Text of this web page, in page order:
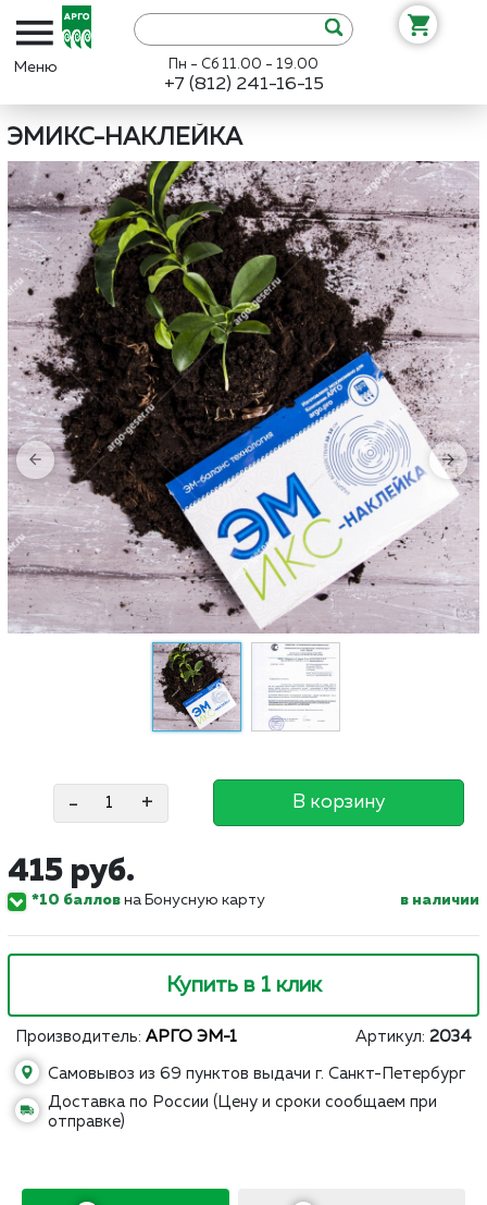
Пн - Сб 11.00 - 19.00
+7 (812) 241-16-15
ЭМИКС-НАКЛЕЙКА
- + В корзину
415 руб.
*10 баллов на Бонусную карту в наличии
Купить в 1 клик
Производитель: АРГО ЭМ-1 Артикул: 2034
Самовывоз из 69 пунктов выдачи г. Санкт-Петербург
Доставка по России (Цену и сроки сообщаем при
отправке)